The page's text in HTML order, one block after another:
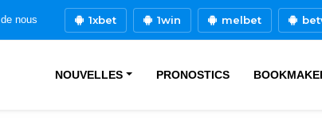
nous 1xbet 1win melbet
NOUVELLES PRONOSTICS